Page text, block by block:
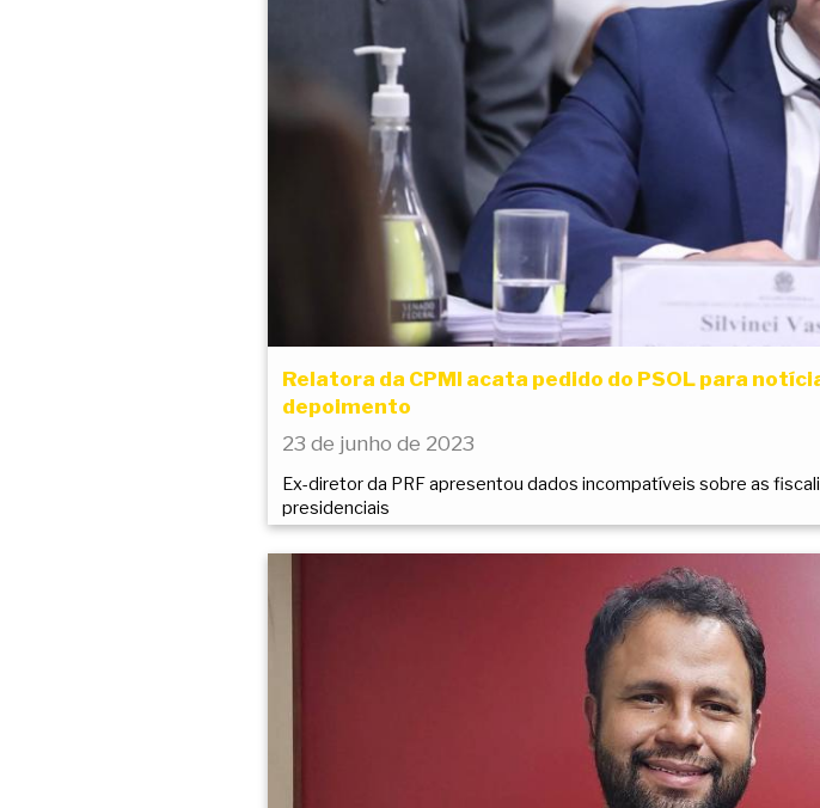
Relatora da CPMI acata pedido do PSOL para
depoimento
23 de junho de 2023
Ex-diretor da PRF apresentou dados incompatíveis sobre as
presidenciais